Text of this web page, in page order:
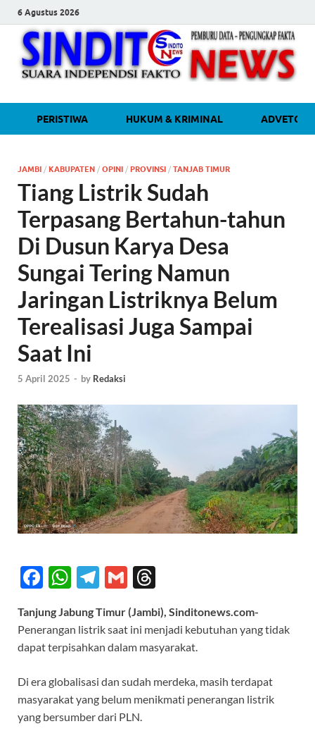
6 Agustus 2026
Media Independen Faktual dan
Terpercaya
PERISTIWA HUKUM & KRIMINAL
JAMBI / KABUPATEN / OPINI / PROVINSI / TANJAB TIMUR
Tiang Listrik Sudah
Terpasang Bertahun-tahun
Di Dusun Karya Desa
Sungai Tering Namun
Jaringan Listriknya Belum
Terealisasi Juga Sampai
Saat Ini
5 April 2025 - by Redaksi
F
e
b
o
k
W
at
s
p
p
T
e
gr
m
G
m
ail
hr
e
a
Tanjung Jabung Timur (Jambi), Sinditonews.com-
Penerangan listrik saat ini menjadi kebutuhan yang tidak
dapat terpisahkan dalam masyarakat.
Di era globalisasi dan sudah merdeka, masih terdapat
masyarakat yang belum menikmati penerangan listrik
yang bersumber dari PLN.